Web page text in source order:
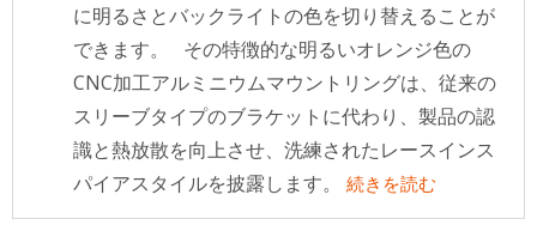
に明るさとバックライトの色を切り替えることが
できます。 その特徴的な明るいオレンジ色の
CNC加工アルミニウムマウントリングは、従来の
スリーブタイプのブラケットに代わり、製品の認
識と熱放散を向上させ、洗練されたレースインス
パイアスタイルを披露します。
続きを読む